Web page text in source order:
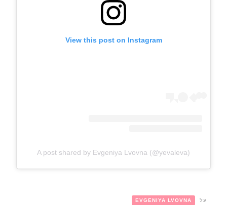
View this post on Instagram
A post shared by Evgeniya Lvovna (@yevaleva)
על EVGENIYA LVOVNA